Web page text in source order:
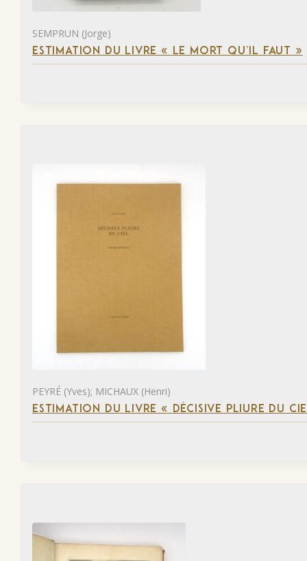
SEMPRUN (Jorge)
ESTIMATION DU LIVRE « LE MORT QU’IL FAUT »
PEYRÉ (Yves); MICHAUX (Henri)
ESTIMATION DU LIVRE « DÉCISIVE PLIURE DU